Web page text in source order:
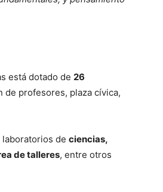
está dotado de 26
de profesores, plaza cívica,
de ciencias,
de talleres, entre otros